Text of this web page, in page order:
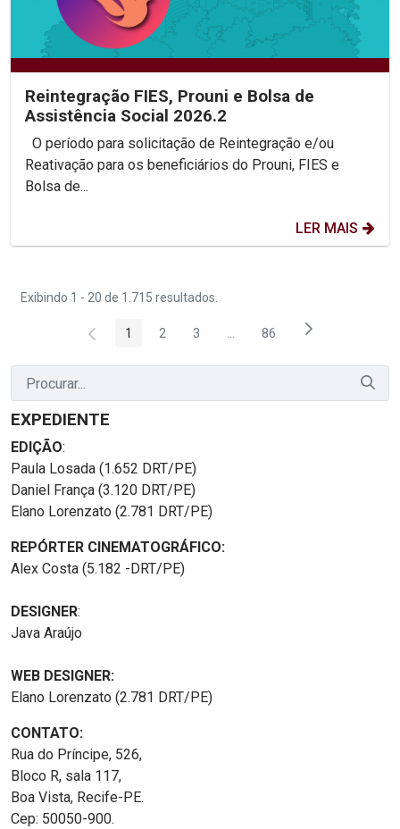
Reintegração FIES, Prouni e Bolsa de
Assistência Social 2026.2
Reativação para os beneficiários do Prouni, FIES e
Bolsa de...
LER MAIS
Exibindo 1 - 20 de 1.715 resultados.
Página
1 Página
2 Página
3 Páginas intermediárias Usar
Página
86
EXPEDIENTE
EDIÇÃO:
Paula Losada (1.652 DRT/PE)
Daniel França (3.120 DRT/PE)
Elano Lorenzato (2.781 DRT/PE)
REPÓRTER CINEMATOGRÁFICO:
Alex Costa (5.182 -DRT/PE)
DESIGNER:
Java Araújo
WEB DESIGNER:
Elano Lorenzato (2.781 DRT/PE)
CONTATO:
Rua do Príncipe, 526,
Bloco R, sala 117,
Boa Vista, Recife-PE.
Cep: 50050-900.